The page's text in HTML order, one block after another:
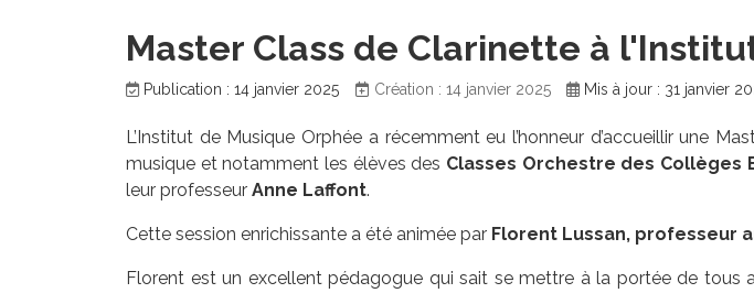
Master Class de Clarinette à
Publication : 14 janvier 2025 Création : 14 janvier 2025 Mis à jour : 31 janvier
L’Institut de Musique Orphée a récemment eu l’honneur d’accueillir une
musique et notamment les élèves des Classes Orchestre des Collèges
leur professeur Anne Laffont.
Cette session enrichissante a été animée par Florent Lussan, professeur
Florent est un excellent pédagogue qui sait se mettre à la portée de tous